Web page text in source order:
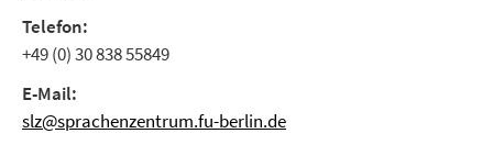
Telefon:
+49 (0) 30 838 55849
E-Mail:
slz@sprachenzentrum.fu-berlin.de